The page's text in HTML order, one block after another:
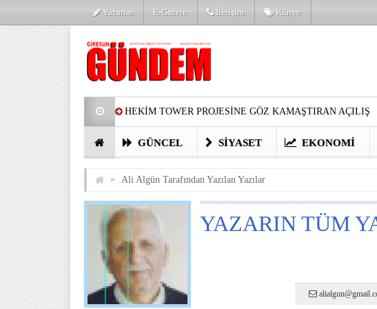
Yazarlar E-Gazete İletişim Künye
HEKİM TOWER PROJESİNE GÖZ KAMAŞTIRAN AÇILIŞ
PARTİ’DE YENİ YÜZLER HARUN CİCİ: VİDEOYU
BİRİNCİSİ YAPILAN TAMDERE YAPRAKLI OBASI
KATILIMCILARI COŞTURDU
GÜNCEL SIYASET EKONOMI
» Ali Algün Tarafından Yazılan Yazılar
YAZARIN TÜM